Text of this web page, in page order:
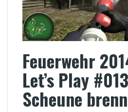
Feuerwehr
Let’s Play
Scheune